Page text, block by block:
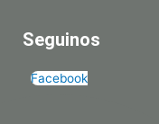
Seguinos
Facebook